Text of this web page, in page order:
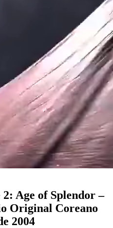
Age of Splendor –
Original Coreano
2004